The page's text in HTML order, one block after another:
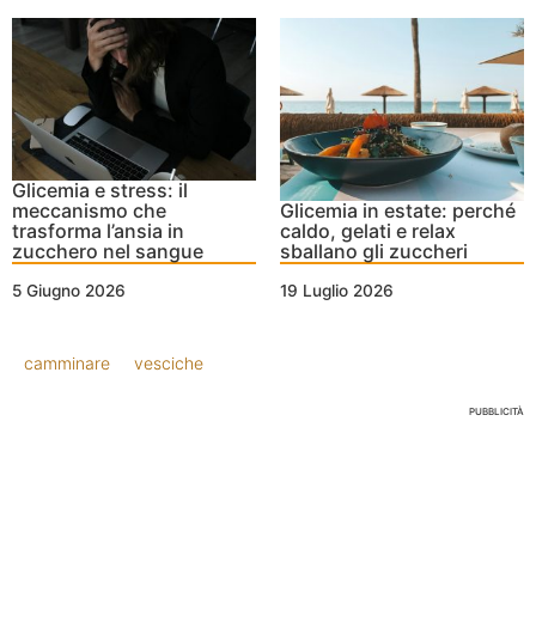
Glicemia e stress: il
meccanismo che
trasforma l’ansia in
zucchero nel sangue
5 Giugno 2026
Glicemia in estate: perché
caldo, gelati e relax
sballano gli zuccheri
19 Luglio 2026
camminare vesciche
PUBBLICITÀ